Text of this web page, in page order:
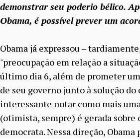
demonstrar seu poderio bélico.
Obama, é possível prever um
Obama já expressou –
"preocupação em relação a
último dia 6, além de prometer
de seu governo junto à solução do
interessante notar como mais
(otimista, sempre) é gerada sobre
democrata. Nessa direção,